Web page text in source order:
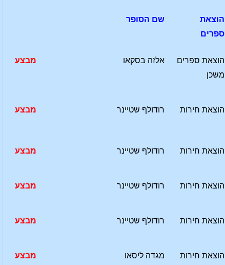
הוצאת
ספרים
שם הסופר
הוצאת ספרים
משכן
אלזה בסקאו מבצע
הוצאת חירות רודולף שטיינר מבצע
הוצאת חירות רודולף שטיינר מבצע
הוצאת חירות רודולף שטיינר מבצע
הוצאת חירות רודולף שטיינר מבצע
הוצאת חירות מגדה ליסאו מבצע